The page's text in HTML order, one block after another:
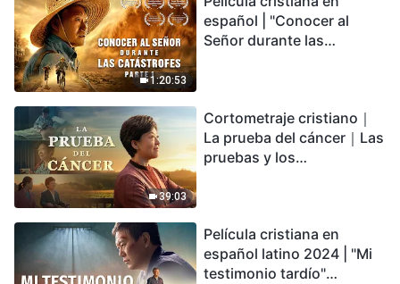
1:20:53
español | "Conocer al
Señor durante las
encontrarás refugio?
39:03
Cortometraje cristiano｜
La prueba del cáncer｜Las
pruebas y los
Película cristiana en
español latino 2024 | "Mi
testimonio tardío"